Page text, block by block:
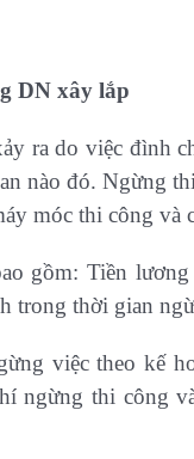
DN xây lắp
ra do việc đình
nào đó. Ngừng
móc thi công và
gồm: Tiền
trong thời gian
việc theo kế
ngừng thi công